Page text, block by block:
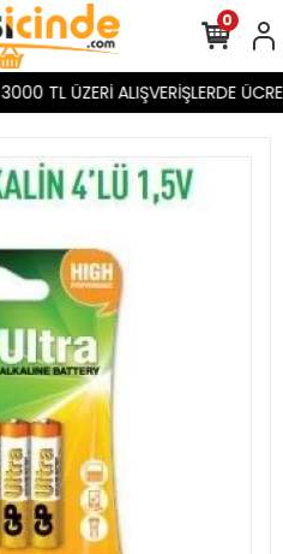
3000 TL ÜZERİ ALIŞVERİŞLERDE
0